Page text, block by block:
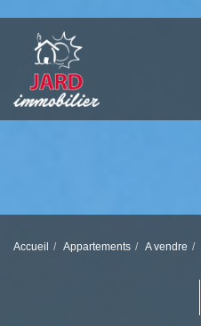
Accueil Appartements A vendre